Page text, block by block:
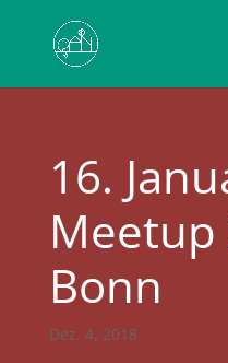
16.
Meetup
Bonn
Dez. 4, 2018